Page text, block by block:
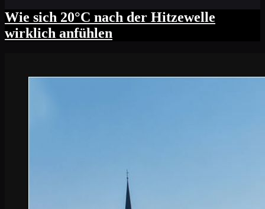
Wie sich 20°C nach der Hitzewelle
wirklich anfühlen